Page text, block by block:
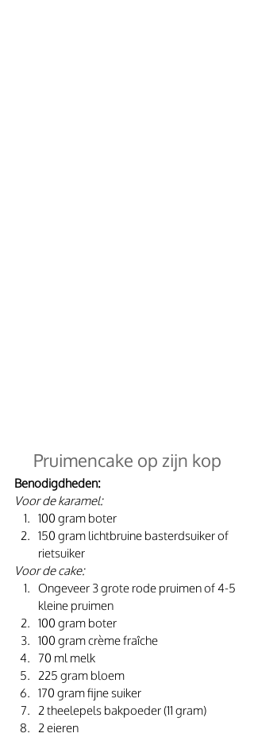
Pruimencake op zijn kop
Benodigdheden:
Voor de karamel:
100 gram boter
150 gram lichtbruine basterdsuiker of
rietsuiker
Voor de cake:
Ongeveer 3 grote rode pruimen of 4-5
kleine pruimen
100 gram boter
100 gram crème fraîche
70 ml melk
225 gram bloem
170 gram fijne suiker
2 theelepels bakpoeder (11 gram)
2 eieren